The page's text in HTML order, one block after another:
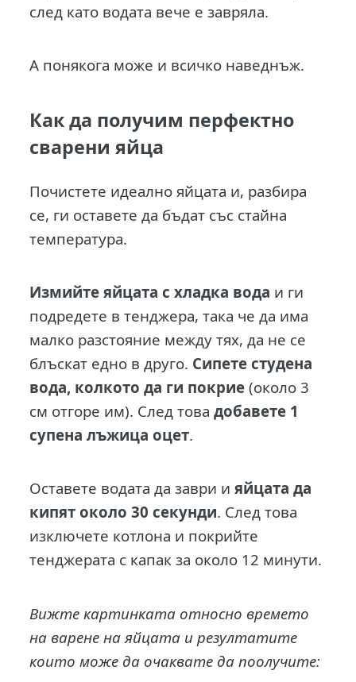
след като водата вече е завряла.
А понякога може и всичко наведнъж.
Как да получим перфектно
сварени яйца
Почистете идеално яйцата и, разбира
се, ги оставете да бъдат със стайна
температура.
Измийте яйцата с хладка вода и ги
подредете в тенджера, така че да има
малко разстояние между тях, да не се
блъскат едно в друго. Сипете студена
вода, колкото да ги покрие (около 3
см отгоре им). След товадобавете 1
супена лъжица оцет.
Оставете водата да заври ияйцата да
кипят около 30 секунди. След това
изключете котлона и покрийте
тенджерата с капак за около 12 минути.
Вижте картинката относно времето
на варене на яйцата и резултатите
които може да очаквате да поолучите: